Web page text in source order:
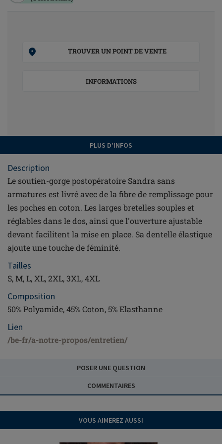
TROUVER UN POINT DE VENTE
INFORMATIONS
PLUS D'INFOS
Description
Le soutien-gorge postopératoire Sandra sans
armatures est livré avec de la fibre de remplissage pour
les poches en coton. Les larges bretelles souples et
réglables dans le dos, ainsi que l'ouverture ajustable
devant facilitent la mise en place. Sa dentelle élastique
ajoute une touche de féminité.
Tailles
S, M, L, XL, 2XL, 3XL, 4XL
Composition
50% Polyamide, 45% Coton, 5% Elasthanne
Lien
/be-fr/a-notre-propos/entretien/
POSER UNE QUESTION
COMMENTAIRES
VOUS AIMEREZ AUSSI